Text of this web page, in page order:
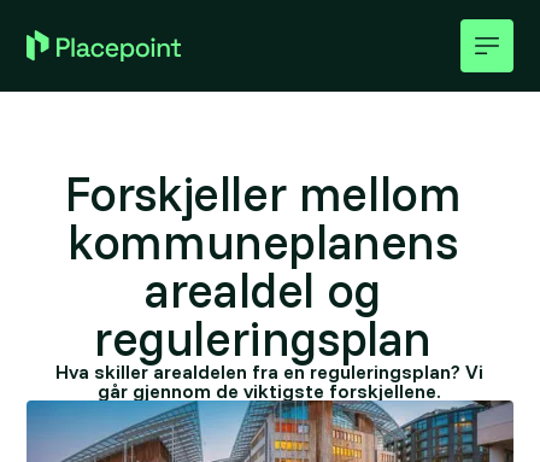
Forskjeller mellom
kommuneplanens
arealdel og
reguleringsplan
Hva skiller arealdelen fra en reguleringsplan? Vi
går gjennom de viktigste forskjellene.